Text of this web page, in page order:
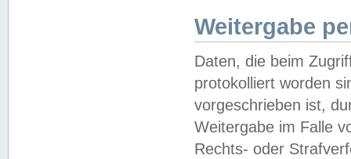
Weitergabe
Daten, die beim
protokolliert worden
vorgeschrieben ist,
Weitergabe im Falle
Rechts- oder